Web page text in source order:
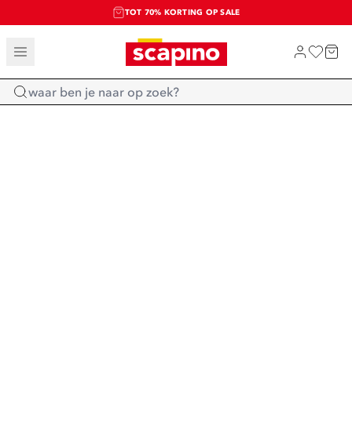
TOT 70% KORTING OP SALE
SALE: LAATSTE KANS!
SHOP NIEUW
Home